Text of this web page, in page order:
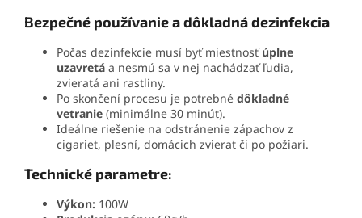
Bezpečné používanie a dôkladná dezinfekcia
Počas dezinfekcie musí byť miestnosťúplne
uzavretá a nesmú sa v nej nachádzať ľudia,
zvieratá ani rastliny.
Po skončení procesu je potrebné dôkladné
vetranie (minimálne 30 minút).
Ideálne riešenie na odstránenie zápachov z
cigariet, plesní, domácich zvierat či po požiari.
Technické parametre:
Výkon: 100W